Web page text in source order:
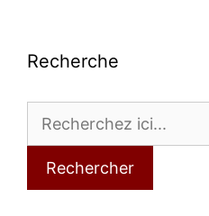
Recherche
Rechercher